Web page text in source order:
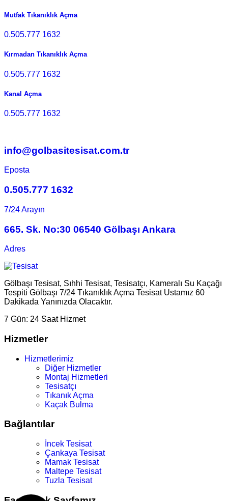
Mutfak Tıkanıklık Açma
0.505.777 1632
Kırmadan Tıkanıklık Açma
0.505.777 1632
Kanal Açma
0.505.777 1632
info@golbasitesisat.com.tr
Eposta
0.505.777 1632
7/24 Arayın
665. Sk. No:30 06540 Gölbaşı Ankara
Adres
Gölbaşı Tesisat, Sıhhi Tesisat, Tesisatçı, Kameralı Su Kaçağı
Tespiti Gölbaşı 7/24 Tıkanıklık Açma Tesisat Ustamız 60
Dakikada Yanınızda Olacaktır.
7 Gün: 24 Saat Hizmet
Hizmetler
Hizmetlerimiz
Diğer Hizmetler
Montaj Hizmetleri
Tesisatçı
Tıkanık Açma
Kaçak Bulma
Bağlantılar
İncek Tesisat
Çankaya Tesisat
Mamak Tesisat
Maltepe Tesisat
Tuzla Tesisat